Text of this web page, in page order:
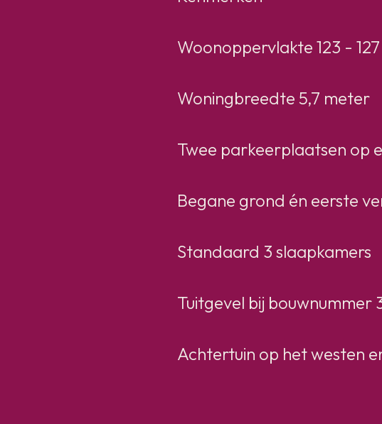
Woonoppervlakte 123 -
Woningbreedte 5,7 meter
Twee parkeerplaatsen op
Begane grond én eerste
Standaard 3 slaapkamers
Tuitgevel bij bouwnummer
Achtertuin op het westen